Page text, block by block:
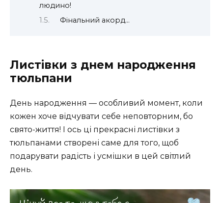
людино!
Фінальний акорд…
Листівки з днем народження
тюльпани
День народження — особливий момент, коли
кожен хоче відчувати себе неповторним, бо
свято-життя! І ось ці прекрасні листівки з
тюльпанами створені саме для того, щоб
подарувати радість і усмішки в цей світлий
день.